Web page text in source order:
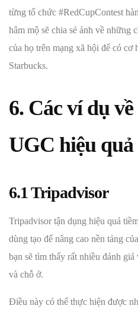
từng tổ chức #RedCupContest
hâm mộ sẽ chia sẻ ảnh về những
của họ trên mạng xã hội để có cơ
Starbucks.
6. Các ví dụ
UGC hiệu quả
6.1 Tripadvisor
Tripadvisor tận dụng hiệu quả
dùng tạo để nâng cao nền tảng
bạn sẽ tìm thấy rất nhiều đánh
và chỗ ở.
Điều này có thể thực hiện được